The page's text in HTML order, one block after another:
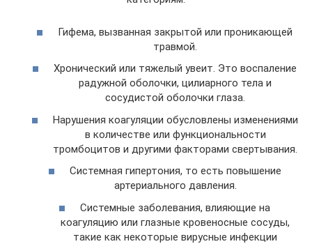
Гифема, вызванная закрытой или проникающей
травмой.
Хронический или тяжелый увеит. Это воспаление
радужной оболочки, цилиарного тела и
сосудистой оболочки глаза.
Нарушения коагуляции обусловлены изменениями
в количестве или функциональности
тромбоцитов и другими факторами свертывания.
Системная гипертония, то есть повышение
артериального давления.
Системные заболевания, влияющие на
коагуляцию или глазные кровеносные сосуды,
такие как некоторые вирусные инфекции